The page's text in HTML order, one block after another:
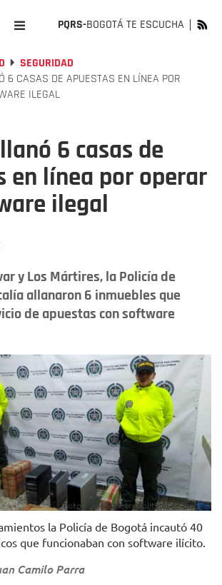
PQRS-BOGOTÁ TE ESCUCHA
SEGURIDAD
6 CASAS DE APUESTAS EN LÍNEA POR
ILEGAL
6 casas de
en línea por operar
ilegal
y Los Mártires, la Policía de
allanaron 6 inmuebles que
de apuestas con software
Foto: Policía Metropolitana de Bogotá
la Policía de Bogotá incautó 40
que funcionaban con software ilícito.
Camilo Parra